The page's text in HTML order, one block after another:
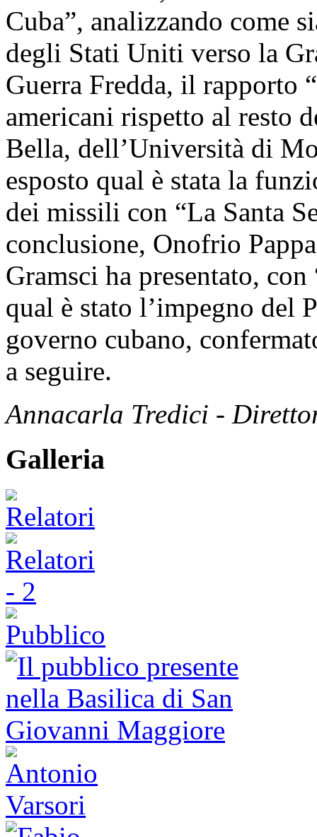
Cuba”, analizzando come
degli Stati Uniti verso la
Guerra Fredda, il rapporto
americani rispetto al resto
Bella, dell’Università di
esposto qual è stata la
dei missili con “La Santa
conclusione, Onofrio
Gramsci ha presentato,
qual è stato l’impegno del
governo cubano,
a seguire.
Annacarla Tredici -
Galleria